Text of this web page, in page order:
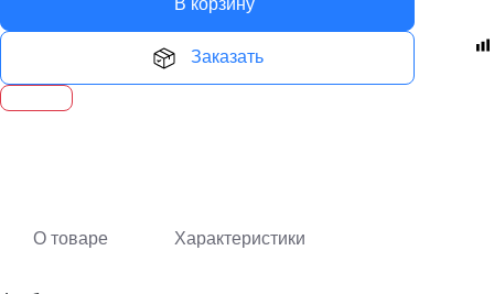
Заказать
О товаре Характеристики